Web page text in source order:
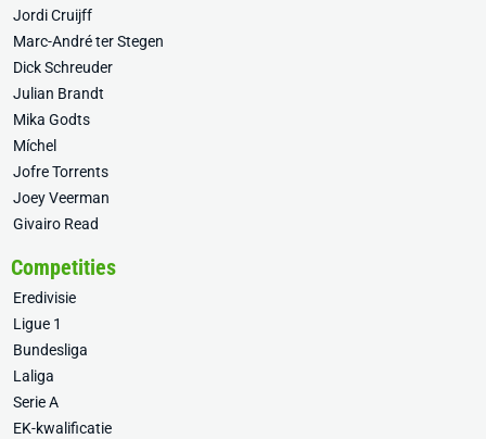
Jordi Cruijff
Marc-André ter Stegen
Dick Schreuder
Julian Brandt
Mika Godts
Míchel
Jofre Torrents
Joey Veerman
Givairo Read
Competities
Eredivisie
Ligue 1
Bundesliga
Laliga
Serie A
EK-kwalificatie